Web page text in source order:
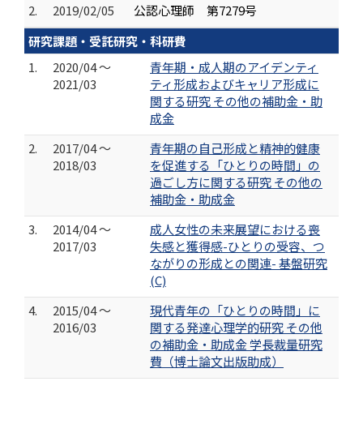
2.
2019/02/05
公認心理師 第7279号
研究課題・受託研究・科研費
1.
2020/04 ～
2021/03
青年期・成人期のアイデンティ
ティ形成およびキャリア形成に
関する研究 その他の補助金・助
成金
2.
2017/04 ～
2018/03
青年期の自己形成と精神的健康
を促進する「ひとりの時間」の
過ごし方に関する研究 その他の
補助金・助成金
3.
2014/04 ～
2017/03
成人女性の未来展望における喪
失感と獲得感-ひとりの受容、つ
ながりの形成との関連- 基盤研究
(C)
4.
2015/04 ～
2016/03
現代青年の「ひとりの時間」に
関する発達心理学的研究 その他
の補助金・助成金 学長裁量研究
費（博士論文出版助成）